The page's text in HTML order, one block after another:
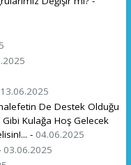
13.06.2025
De Destek Olduğu
Kulağa Hoş Gelecek
- 04.06.2025
03.06.2025